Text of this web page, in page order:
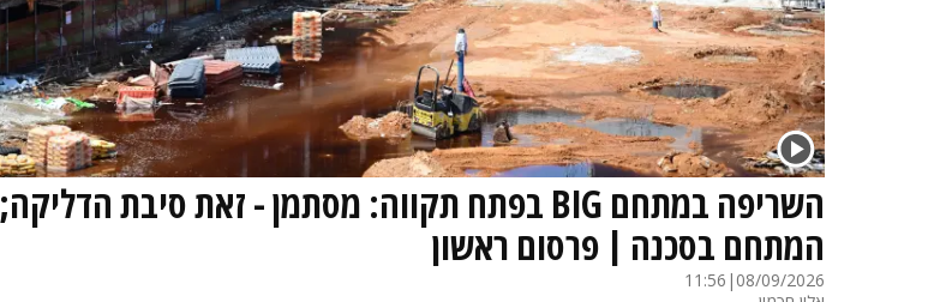
השריפה במתחם BIG בפתח תקווה: מסתמן - זאת סיבת הדליקה;
המתחם בסכנה | פרסום ראשון
08/09/2026
|
11:56